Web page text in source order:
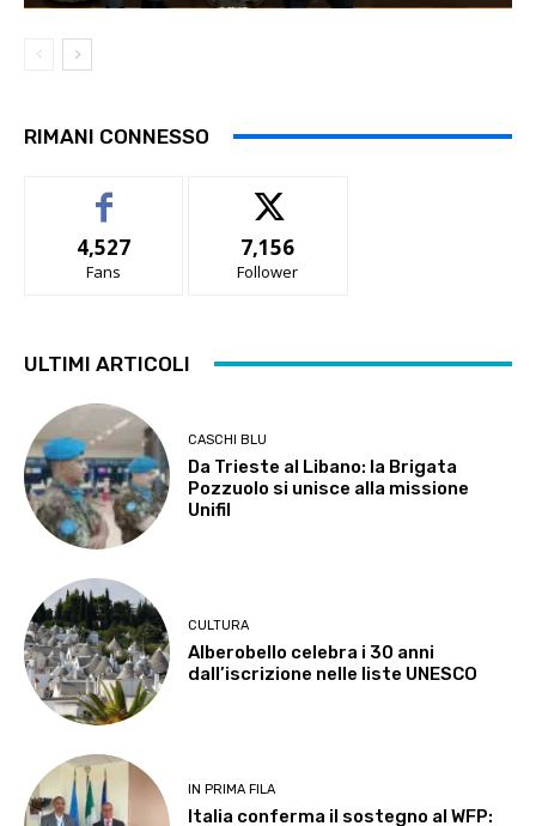
RIMANI CONNESSO
4,527
Fans
7,156
Follower
ULTIMI ARTICOLI
CASCHI BLU
Da Trieste al Libano: la Brigata
Pozzuolo si unisce alla missione
Unifil
CULTURA
Alberobello celebra i 30 anni
dall’iscrizione nelle liste UNESCO
IN PRIMA FILA
Italia conferma il sostegno al WFP: